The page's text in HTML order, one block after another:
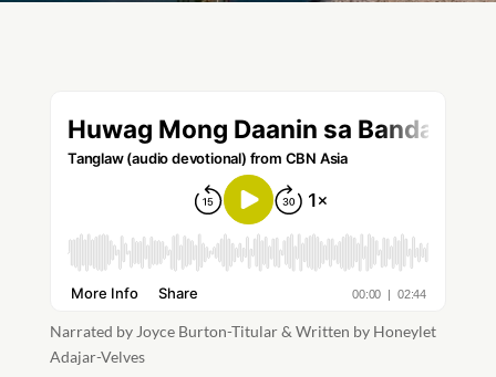
Narrated by Joyce Burton-Titular & Written by Honeylet
Adajar-Velves